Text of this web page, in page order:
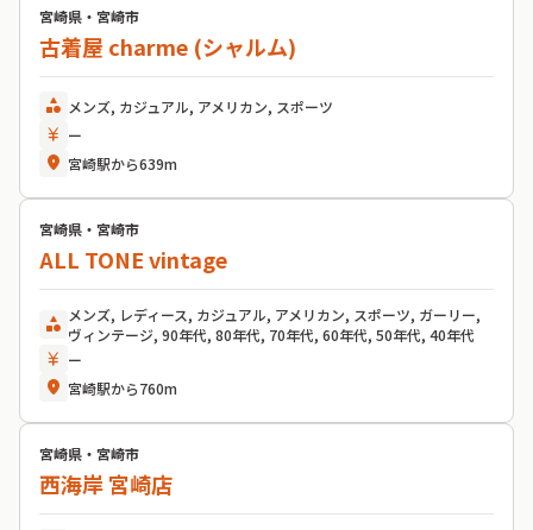
宮崎県・宮崎市
古着屋 charme (シャルム)
category メンズ, カジュアル, アメリカン, スポーツ
currency_yen ー
location_on 宮崎駅から639m
宮崎県・宮崎市
ALL TONE vintage
category メンズ, レディース, カジュアル, アメリカン, スポーツ, ガーリー,
ヴィンテージ, 90年代, 80年代, 70年代, 60年代, 50年代, 40年代
currency_yen ー
location_on 宮崎駅から760m
宮崎県・宮崎市
西海岸 宮崎店